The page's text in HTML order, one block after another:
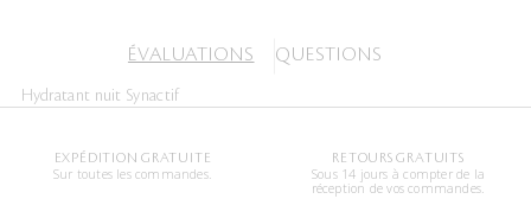
ÉVALUATIONS QUESTIONS
Hydratant nuit Synactif
EXPÉDITION GRATUITE
Sur toutes les commandes.
RETOURS GRATUITS
Sous 14 jours à compter de la
réception de vos commandes.